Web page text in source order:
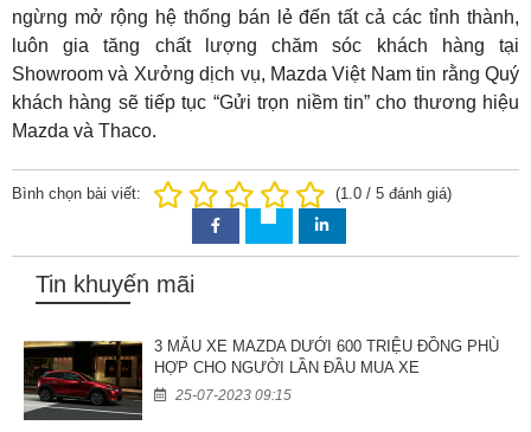
ngừng mở rộng hệ thống bán lẻ đến tất cả các tỉnh thành,
luôn gia tăng chất lượng chăm sóc khách hàng tại
Showroom và Xưởng dịch vụ, Mazda Việt Nam tin rằng Quý
khách hàng sẽ tiếp tục “Gửi trọn niềm tin” cho thương hiệu
Mazda và Thaco.
Bình chọn bài viết: (1.0 / 5 đánh giá)
Tin khuyến mãi
3 MẪU XE MAZDA DƯỚI 600 TRIỆU ĐỒNG PHÙ
HỢP CHO NGƯỜI LẦN ĐẦU MUA XE
25-07-2023 09:15